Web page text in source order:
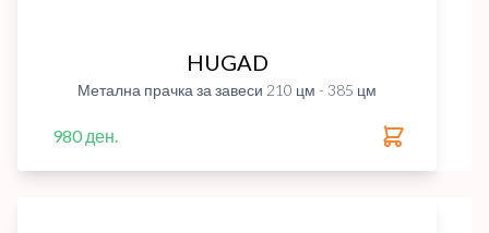
HUGAD
Метална прачка за завеси 210 цм - 385 цм
980 ден.